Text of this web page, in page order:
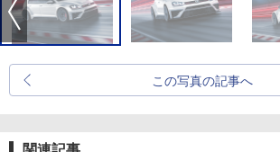
この写真の記事へ